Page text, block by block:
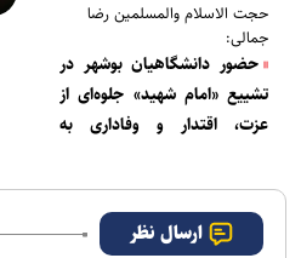
حجت الاسلام والمسلمین رضا
جمالی:
حضور دانشگاهیان بوشهر در
تشییع «امام شهید» جلوه‌ای از
عزت، اقتدار و وفاداری به
ارسال نظر